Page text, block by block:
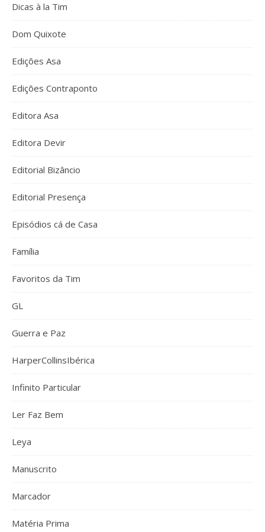
Dicas à la Tim
Dom Quixote
Edições Asa
Edições Contraponto
Editora Asa
Editora Devir
Editorial Bizâncio
Editorial Presença
Episódios cá de Casa
Família
Favoritos da Tim
GL
Guerra e Paz
HarperCollinsIbérica
Infinito Particular
Ler Faz Bem
Leya
Manuscrito
Marcador
Matéria Prima